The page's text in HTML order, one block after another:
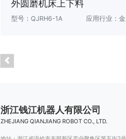
外圆磨机床上下料
型号：QJRH6-1A 应用行业：
浙江钱江机器人有限公司
ZHEJIANG QIANJIANG ROBOT CO., LTD.